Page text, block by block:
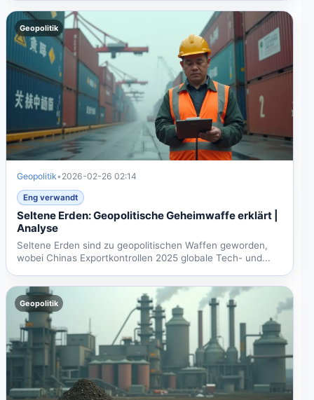
Geopolitik
Geopolitik• 2026-02-26 02:14
Eng verwandt
Seltene Erden: Geopolitische Geheimwaffe erklärt |
Analyse
Seltene Erden sind zu geopolitischen Waffen geworden,
wobei Chinas Exportkontrollen 2025 globale Tech- und...
Geopolitik